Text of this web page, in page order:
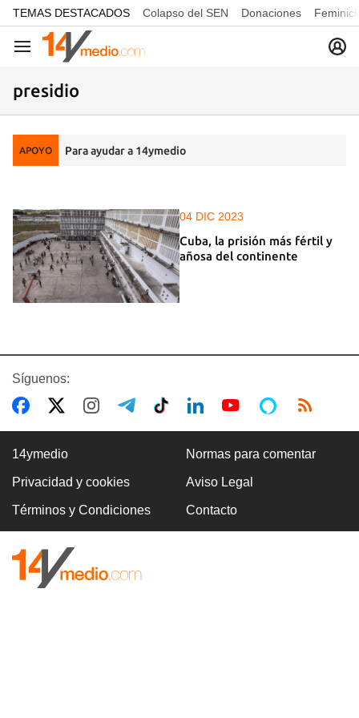
common.go-to-content
TEMAS DESTACADOS Colapso del SEN Donaciones
Navegación
presidio
APOYO Para ayudar a 14ymedio
04 DIC 2023
Cuba, la prisión más fértil y
añosa del continente
Síguenos:
14ymedio Normas para comentar
Privacidad y cookies Aviso Legal
Términos y Condiciones Contacto